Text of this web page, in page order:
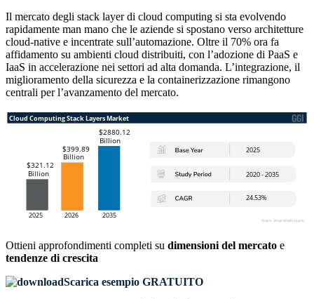
Il mercato degli stack layer di cloud computing si sta evolvendo
rapidamente man mano che le aziende si spostano verso architetture
cloud-native e incentrate sull’automazione. Oltre il 70% ora fa
affidamento su ambienti cloud distribuiti, con l’adozione di PaaS e
IaaS in accelerazione nei settori ad alta domanda. L’integrazione, il
miglioramento della sicurezza e la containerizzazione rimangono
centrali per l’avanzamento del mercato.
Ottieni approfondimenti completi su dimensioni del mercato e
tendenze di crescita
Scarica esempio GRATUITO